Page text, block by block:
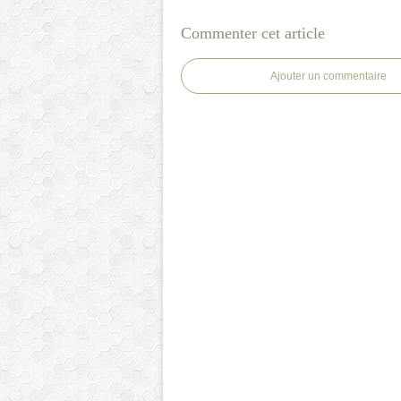
Commenter cet article
Ajouter un commentaire